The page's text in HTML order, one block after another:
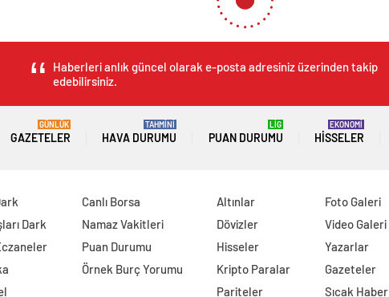
Haberleri anlık güncel olarak e-posta adresiniz üzerinden takip
edebilirsiniz.
GAZETELER
GÜNLÜK
HAVA DURUMU
TAHMİNİ
PUAN DURUMU
LİG
HISSELER
EKONOMİ
Dark
Canlı Borsa
Namaz Vakitleri
Puan Durumu
Örnek Burç Yorumu
Altınlar
Dövizler
Hisseler
Kripto Paralar
Pariteler
Foto Galeri
Video Galeri
Yazarlar
Gazeteler
Sıcak Haber